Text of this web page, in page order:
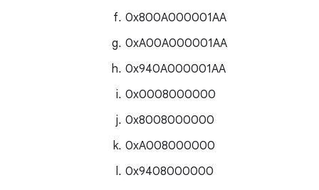
0x800A000001AA
0xA00A000001AA
0x940A000001AA
0x0008000000
0x8008000000
0xA008000000
0x9408000000